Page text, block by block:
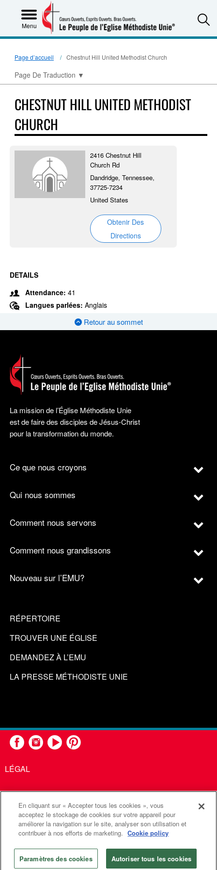
Menu
Page d’accueil Chestnut Hill United Methodist Church
Page De Traduction ▼
CHESTNUT HILL UNITED METHODIST
CHURCH
2416 Chestnut Hill
Church Rd
Dandridge, Tennessee,
37725-7234
United States
Obtenir Des
Directions
DETAILS
Attendance: 41
Langues parlées: Anglais
Retour au sommet
La mission de l’Église Méthodiste Unie
est de faire des disciples de Jésus-Christ
pour la transformation du monde.
Ce que nous croyons
Qui nous sommes
Comment nous servons
Comment nous grandissons
Nouveau sur l’EMU?
RÉPERTOIRE
TROUVER UNE ÉGLISE
DEMANDEZ À L’EMU
LA PRESSE MÉTHODISTE UNIE
LÉGAL
United Methodist Communications est une agence de l'Église
Méthodiste Unie
Communications Méthodistes Unies. Tous droits
réservés
En cliquant sur « Accepter tous les cookies », vous
acceptez le stockage de cookies sur votre appareil pour
améliorer la navigation sur le site, analyser son utilisation et
contribuer à nos efforts de marketing. Cookie policy
Paramètres des cookies Autoriser tous les cookies